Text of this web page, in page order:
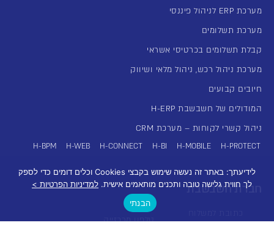
מערכת ERP לניהול פיננסי
מערכת תשלומים
קבלת תשלומים בכרטיסי אשראי
מערכת ניהול רכש, ניהול מלאי ושיווק
חיובים קבועים
המודולים של חשבשבת H-ERP
ניהול קשרי לקוחות – מערכת CRM
H-PROTECT
H-MOBILE
H-BI
H-CONNECT
H-WEB
H-BPM
חברת חשבשבת
טלפון מרכזייה
לידיעתך: באתר זה נעשה שימוש בקבצי Cookies וכלים דומים כדי לספק
לך חווית גלישה טובה ותכנים מותאמים אישית. למדיניות הפרטיות >
הבנתי